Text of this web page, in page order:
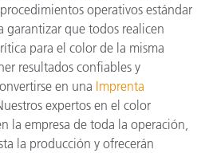
operativos estándar
garantizar que todos realicen
para el color de la misma
resultados confiables y
en una Imprenta
expertos en el color
la empresa de toda la operación,
la producción y ofrecerán